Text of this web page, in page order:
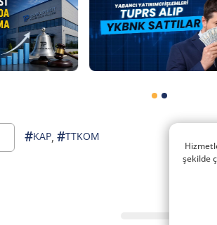
#KAP, #TTKOM
şekilde